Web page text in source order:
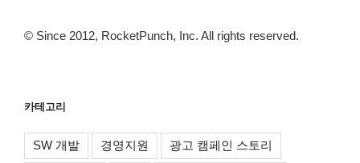
© Since 2012, RocketPunch, Inc. All rights reserved.
카테고리
SW 개발 경영지원 광고 캠페인 스토리